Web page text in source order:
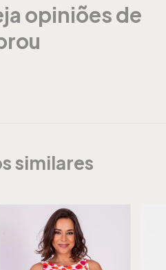
opiniões de
similares